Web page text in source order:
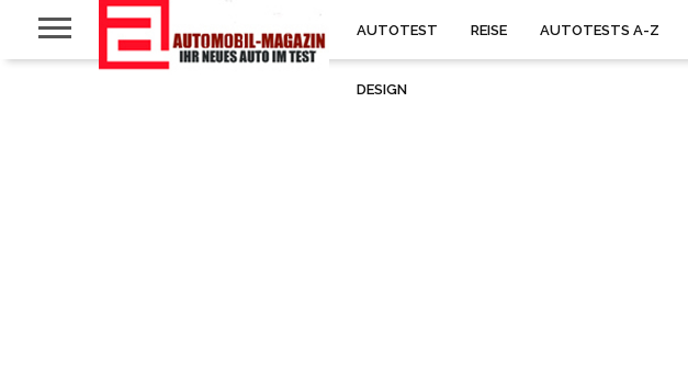
AUTOTEST REISE AUTOTESTS A-Z
DESIGN